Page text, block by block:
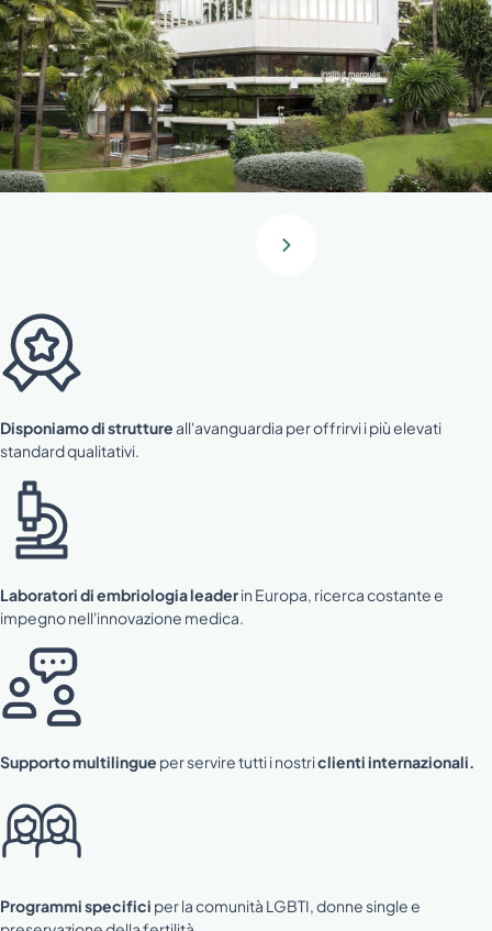
Disponiamo di struttureall'avanguardia per offrirvi i più elevati
standard qualitativi.
Laboratori di embriologia leaderin Europa, ricerca costante e
impegno nell'innovazione medica.
Supporto multilingue per servire tutti i nostriclienti internazionali.
Programmi specifici per la comunità LGBTI, donne single e